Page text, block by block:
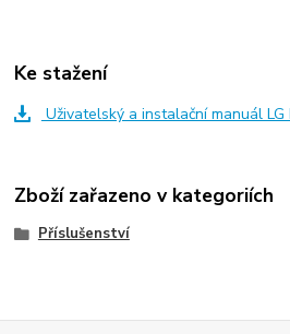
Ke stažení
Uživatelský a instalační manuál LG
Zboží zařazeno v kategoriích
Příslušenství